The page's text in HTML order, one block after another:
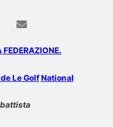
Le Golf National